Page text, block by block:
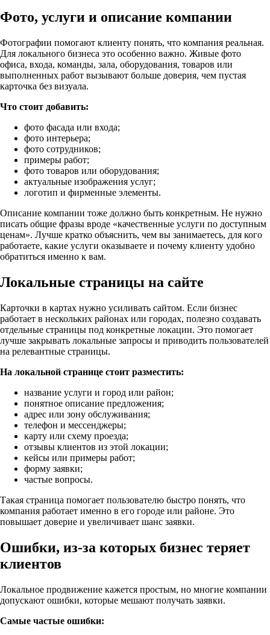
Фото, услуги и описание компании
Фотографии помогают клиенту понять, что компания реальная.
Для локального бизнеса это особенно важно. Живые фото
офиса, входа, команды, зала, оборудования, товаров или
выполненных работ вызывают больше доверия, чем пустая
карточка без визуала.
Что стоит добавить:
фото фасада или входа;
фото интерьера;
фото сотрудников;
примеры работ;
фото товаров или оборудования;
актуальные изображения услуг;
логотип и фирменные элементы.
Описание компании тоже должно быть конкретным. Не нужно
писать общие фразы вроде «качественные услуги по доступным
ценам». Лучше кратко объяснить, чем вы занимаетесь, для кого
работаете, какие услуги оказываете и почему клиенту удобно
обратиться именно к вам.
Локальные страницы на сайте
Карточки в картах нужно усиливать сайтом. Если бизнес
работает в нескольких районах или городах, полезно создавать
отдельные страницы под конкретные локации. Это помогает
лучше закрывать локальные запросы и приводить пользователей
на релевантные страницы.
На локальной странице стоит разместить:
название услуги и город или район;
понятное описание предложения;
адрес или зону обслуживания;
телефон и мессенджеры;
карту или схему проезда;
отзывы клиентов из этой локации;
кейсы или примеры работ;
форму заявки;
частые вопросы.
Такая страница помогает пользователю быстро понять, что
компания работает именно в его городе или районе. Это
повышает доверие и увеличивает шанс заявки.
Ошибки, из-за которых бизнес теряет
клиентов
Локальное продвижение кажется простым, но многие компании
допускают ошибки, которые мешают получать заявки.
Самые частые ошибки: